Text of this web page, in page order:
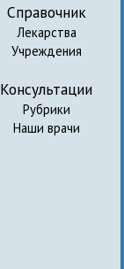
Справочник
Лекарства
Учреждения
Консультации
Рубрики
Наши врачи